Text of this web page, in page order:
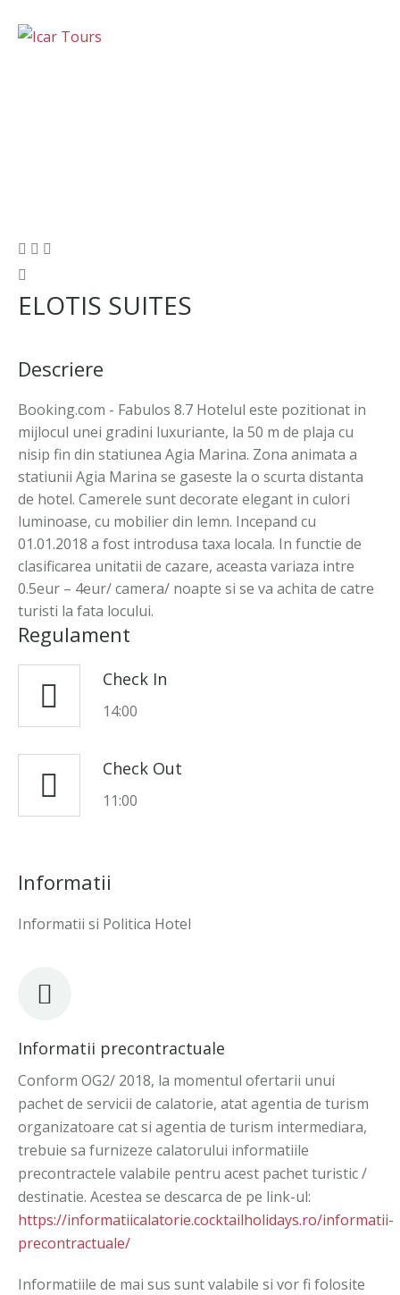
ELOTIS SUITES
Descriere
Booking.com - Fabulos 8.7 Hotelul este pozitionat in
mijlocul unei gradini luxuriante, la 50 m de plaja cu
nisip fin din statiunea Agia Marina. Zona animata a
statiunii Agia Marina se gaseste la o scurta distanta
de hotel. Camerele sunt decorate elegant in culori
luminoase, cu mobilier din lemn. Incepand cu
01.01.2018 a fost introdusa taxa locala. In functie de
clasificarea unitatii de cazare, aceasta variaza intre
0.5eur – 4eur/ camera/ noapte si se va achita de catre
turisti la fata locului.
Regulament
Check In
14:00
Check Out
11:00
Informatii
Informatii si Politica Hotel
Informatii precontractuale
Conform OG2/ 2018, la momentul ofertarii unui
pachet de servicii de calatorie, atat agentia de turism
organizatoare cat si agentia de turism intermediara,
trebuie sa furnizeze calatorului informatiile
precontractele valabile pentru acest pachet turistic /
destinatie. Acestea se descarca de pe link-ul:
https://informatiicalatorie.cocktailholidays.ro/informatii-
precontractuale/
Informatiile de mai sus sunt valabile si vor fi folosite